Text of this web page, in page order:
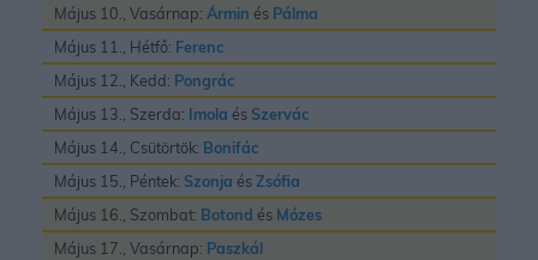
Május 10., Vasárnap: Ármin és Pálma
Május 11., Hétfő: Ferenc
Május 12., Kedd: Pongrác
Május 13., Szerda: Imola és Szervác
Május 14., Csütörtök: Bonifác
Május 15., Péntek: Szonja ésZsófia
Május 16., Szombat: Botond és Mózes
Május 17., Vasárnap: Paszkál